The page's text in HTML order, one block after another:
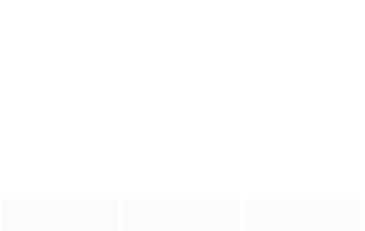
胎报仇”，“娘娘索命”等一连串